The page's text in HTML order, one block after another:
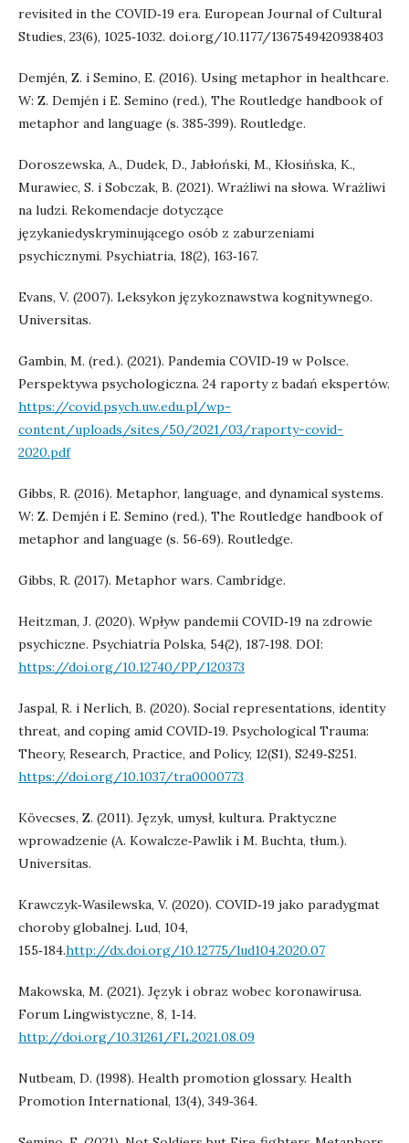
revisited in the COVID‑19 era. European Journal of Cultural
Studies, 23(6), 1025‑1032. doi.org/10.1177/1367549420938403
Demjén, Z. i Semino, E. (2016). Using metaphor in healthcare.
W: Z. Demjén i E. Semino (red.), The Routledge handbook of
metaphor and language (s. 385‑399). Routledge.
Doroszewska, A., Dudek, D., Jabłoński, M., Kłosińska, K.,
Murawiec, S. i Sobczak, B. (2021). Wrażliwi na słowa. Wrażliwi
na ludzi. Rekomendacje dotyczące
językaniedyskryminującego osób z zaburzeniami
psychicznymi. Psychiatria, 18(2), 163‑167.
Evans, V. (2007). Leksykon językoznawstwa kognitywnego.
Universitas.
Gambin, M. (red.). (2021). Pandemia COVID‑19 w Polsce.
Perspektywa psychologiczna. 24 raporty z badań ekspertów.
https://covid.psych.uw.edu.pl/wp-
content/uploads/sites/50/2021/03/raporty-covid-
2020.pdf
Gibbs, R. (2016). Metaphor, language, and dynamical systems.
W: Z. Demjén i E. Semino (red.), The Routledge handbook of
metaphor and language (s. 56‑69). Routledge.
Gibbs, R. (2017). Metaphor wars. Cambridge.
Heitzman, J. (2020). Wpływ pandemii COVID‑19 na zdrowie
psychiczne. Psychiatria Polska, 54(2), 187‑198. DOI:
https://doi.org/10.12740/PP/120373
Jaspal, R. i Nerlich, B. (2020). Social representations, identity
threat, and coping amid COVID‑19. Psychological Trauma:
Theory, Research, Practice, and Policy, 12(S1), S249‑S251.
https://doi.org/10.1037/tra0000773
Kövecses, Z. (2011). Język, umysł, kultura. Praktyczne
wprowadzenie (A. Kowalcze‑Pawlik i M. Buchta, tłum.).
Universitas.
Krawczyk‑Wasilewska, V. (2020). COVID‑19 jako paradygmat
choroby globalnej. Lud, 104,
155‑184.http://dx.doi.org/10.12775/lud104.2020.07
Makowska, M. (2021). Język i obraz wobec koronawirusa.
Forum Lingwistyczne, 8, 1‑14.
http://doi.org/10.31261/FL.2021.08.09
Nutbeam, D. (1998). Health promotion glossary. Health
Promotion International, 13(4), 349‑364.